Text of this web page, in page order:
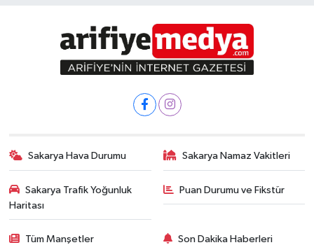
Sakarya Hava Durumu Sakarya Namaz Vakitleri
Sakarya Trafik Yoğunluk
Haritası
Puan Durumu ve Fikstür
Tüm Manşetler Son Dakika Haberleri